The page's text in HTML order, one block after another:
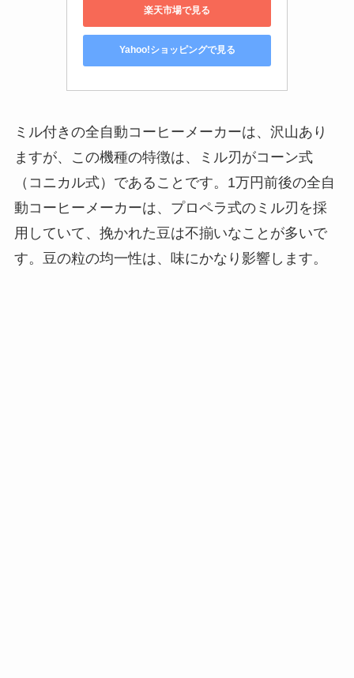
楽天市場で見る
Yahoo!ショッピングで見る
ミル付きの全自動コーヒーメーカーは、沢山あり
ますが、この機種の特徴は、ミル刃がコーン式
（コニカル式）であることです。1万円前後の全自
動コーヒーメーカーは、プロペラ式のミル刃を採
用していて、挽かれた豆は不揃いなことが多いで
す。豆の粒の均一性は、味にかなり影響します。